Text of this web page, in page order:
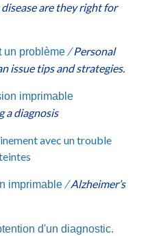
are they right for
un problème /Personal
issue tips and strategies.
imprimable
a diagnosis
avec un trouble
imprimable /Alzheimer’s
d'un diagnostic.